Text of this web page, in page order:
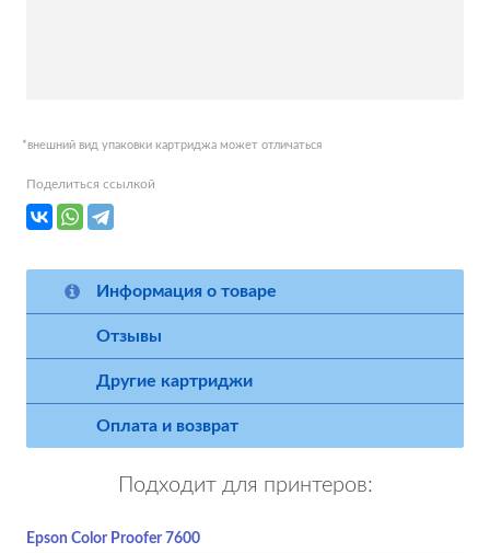
*внешний вид упаковки картриджа может отличаться
Поделиться ссылкой
Информация о товаре
Отзывы
Другие картриджи
Оплата и возврат
Подходит для принтеров:
Epson Color Proofer 7600